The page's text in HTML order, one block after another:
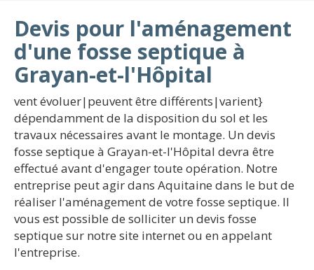
Devis pour l'aménagement
d'une fosse septique à
Grayan-et-l'Hôpital
vent évoluer|peuvent être différents|varient}
dépendamment de la disposition du sol et les
travaux nécessaires avant le montage. Un devis
fosse septique à Grayan-et-l'Hôpital devra être
effectué avant d'engager toute opération. Notre
entreprise peut agir dans Aquitaine dans le but de
réaliser l'aménagement de votre fosse septique. Il
vous est possible de solliciter un devis fosse
septique sur notre site internet ou en appelant
l'entreprise.